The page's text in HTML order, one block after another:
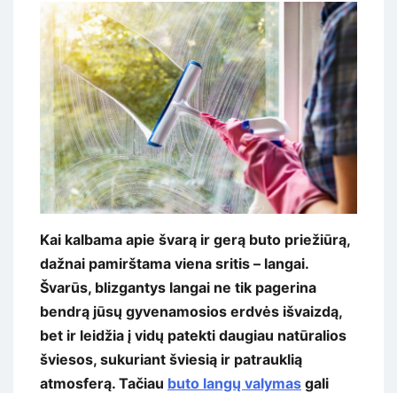
Kai kalbama apie švarą ir gerą buto priežiūrą,
dažnai pamirštama viena sritis – langai.
Švarūs, blizgantys langai ne tik pagerina
bendrą jūsų gyvenamosios erdvės išvaizdą,
bet ir leidžia į vidų patekti daugiau natūralios
šviesos, sukuriant šviesią ir patrauklią
atmosferą. Tačiau buto langų valymas gali